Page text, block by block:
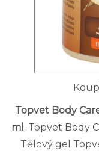
Topvet Body
ml . Topvet Body
Tělový gel